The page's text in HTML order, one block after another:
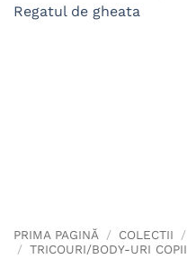
PRIMA PAGINĂ / COLECTII /
/ TRICOURI/BODY-URI COPII